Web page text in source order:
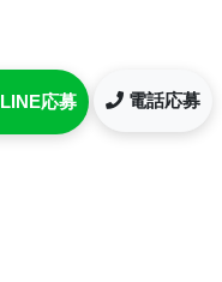
LINE応募 電話応募